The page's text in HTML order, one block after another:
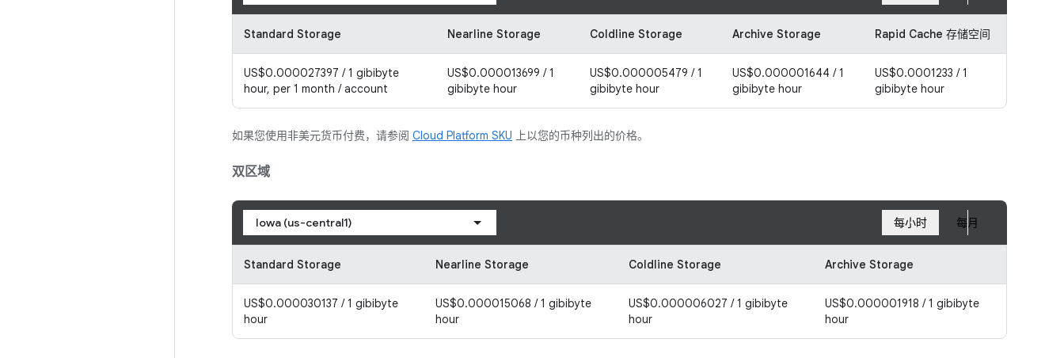
Standard Storage Nearline Storage Coldline Storage Archive Storage Rapid Cache 存储空间
US$0.000027397 / 1 gibibyte
hour, per 1 month / account
US$0.000013699 / 1
gibibyte hour
US$0.000005479 / 1
gibibyte hour
US$0.000001644 / 1
gibibyte hour
US$0.0001233 / 1
gibibyte hour
如果您使用非美元货币付费，请参阅 Cloud Platform SKU 上以您的币种列出的价格。
双区域
Iowa (us-central1) 每小时 每月
Standard Storage Nearline Storage Coldline Storage Archive Storage
US$0.000030137 / 1 gibibyte
hour
US$0.000015068 / 1 gibibyte
hour
US$0.000006027 / 1 gibibyte
hour
US$0.000001918 / 1 gibibyte
hour